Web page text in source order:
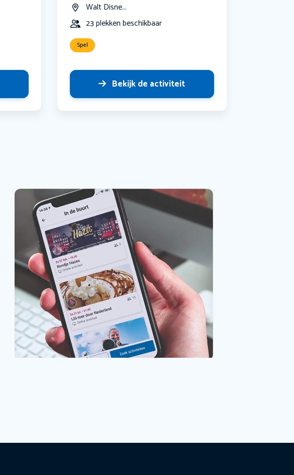
Walt Disne...
23 plekken beschikbaar
Spel
Bekijk de activiteit